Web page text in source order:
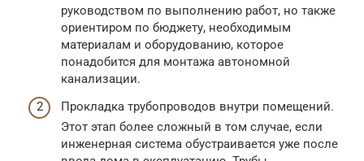
руководством по выполнению работ, но также
ориентиром по бюджету, необходимым
материалам и оборудованию, которое
понадобится для монтажа автономной
канализации.
Прокладка трубопроводов внутри помещений.
Этот этап более сложный в том случае, если
инженерная система обустраивается уже после